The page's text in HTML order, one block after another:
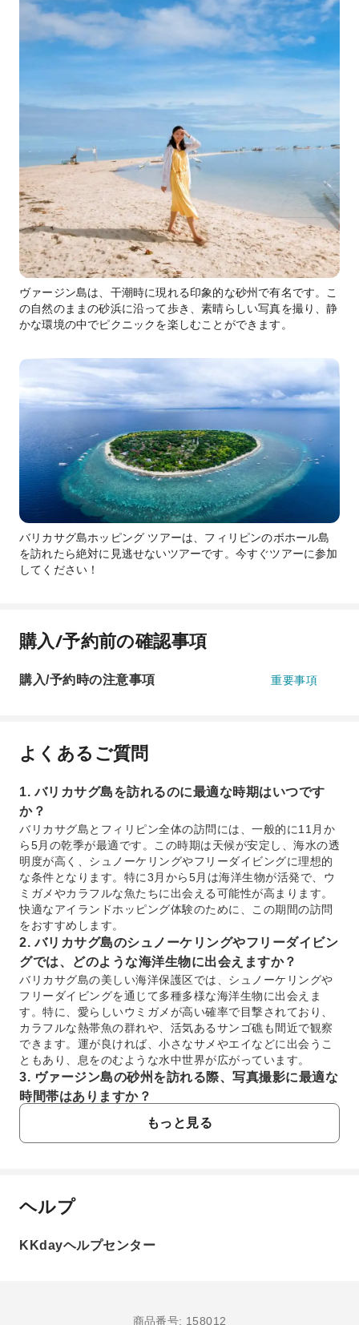
ヴァージン島は、干潮時に現れる印象的な砂州で有名です。こ
の自然のままの砂浜に沿って歩き、素晴らしい写真を撮り、静
かな環境の中でピクニックを楽しむことができます。
バリカサグ島ホッピング ツアーは、フィリピンのボホール島
を訪れたら絶対に見逃せないツアーです。今すぐツアーに参加
してください！
購入/予約前の確認事項
購入/予約時の注意事項 重要事項
よくあるご質問
1. バリカサグ島を訪れるのに最適な時期はいつです
か？
バリカサグ島とフィリピン全体の訪問には、一般的に11月か
ら5月の乾季が最適です。この時期は天候が安定し、海水の透
明度が高く、シュノーケリングやフリーダイビングに理想的
な条件となります。特に3月から5月は海洋生物が活発で、ウ
ミガメやカラフルな魚たちに出会える可能性が高まります。
快適なアイランドホッピング体験のために、この期間の訪問
をおすすめします。
2. バリカサグ島のシュノーケリングやフリーダイビン
グでは、どのような海洋生物に出会えますか？
バリカサグ島の美しい海洋保護区では、シュノーケリングや
フリーダイビングを通じて多種多様な海洋生物に出会えま
す。特に、愛らしいウミガメが高い確率で目撃されており、
カラフルな熱帯魚の群れや、活気あるサンゴ礁も間近で観察
できます。運が良ければ、小さなサメやエイなどに出会うこ
ともあり、息をのむような水中世界が広がっています。
3. ヴァージン島の砂州を訪れる際、写真撮影に最適な
時間帯はありますか？
ヴァージン島の魅惑的な砂州は、潮の満ち引きによって出現
する時間が異なります。一般的に干潮時に完全に姿を現すた
め、その時間帯に合わせて訪れるのが最適です。写真撮影に
トラストが際立ち、SNS映えする素晴らしい写真やビデオを
撮影できます。
すか？
時間帯はイルカが活発に活動するため、遭遇する確率が非常
もっと見る
よくあるご質問
1. バリカサグ島を訪れるのに最適な時期はいつで
海水の透明度が高く、シュノーケリングやフリーダイビ
ヘルプ
KKdayヘルプセンター
商品番号: 158012